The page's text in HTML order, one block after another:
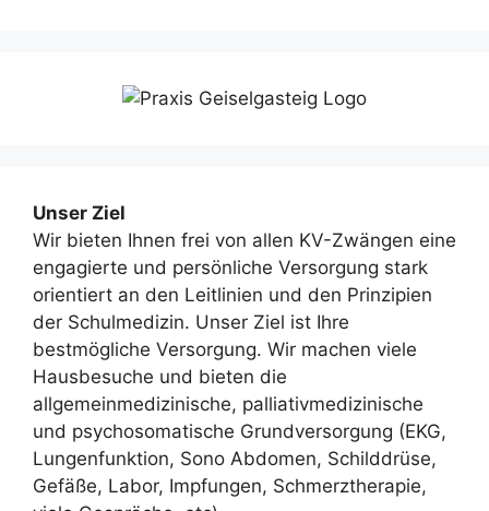
Unser Ziel
Wir bieten Ihnen frei von allen KV-Zwängen eine
engagierte und persönliche Versorgung stark
orientiert an den Leitlinien und den Prinzipien
der Schulmedizin. Unser Ziel ist Ihre
bestmögliche Versorgung. Wir machen viele
Hausbesuche und bieten die
allgemeinmedizinische, palliativmedizinische
und psychosomatische Grundversorgung (EKG,
Lungenfunktion, Sono Abdomen, Schilddrüse,
Gefäße, Labor, Impfungen, Schmerztherapie,